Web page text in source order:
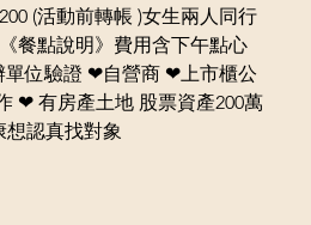
(活動前轉帳 )女生兩人同行
餐點說明》費用含下午點心
單位驗證 ❤自營商 ❤上市櫃公
❤ 有房產土地 股票資產200萬
認真找對象